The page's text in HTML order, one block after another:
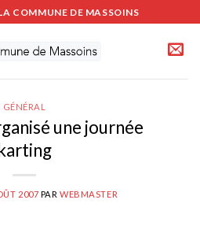
COMMUNE DE MASSOINS
GÉNÉRAL
une journée
2007 PARWEBMASTER